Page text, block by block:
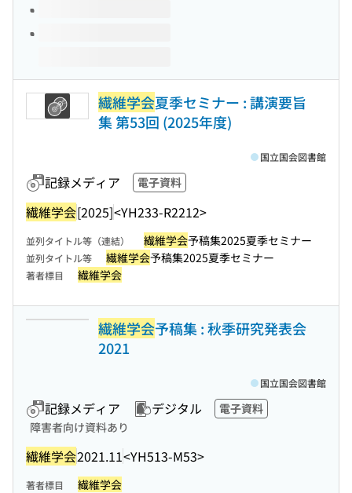
繊維学会夏季セミナー : 講演要旨
集 第53回 (2025年度)
記録メディア 電子資料
繊維学会[2025]<YH233-R2212>
国立国会図書館
並列タイトル等（連結） 繊維学会予稿集2025夏季セミナー
並列タイトル等 繊維学会予稿集2025夏季セミナー
著者標目 繊維学会
繊維学会予稿集 : 秋季研究発表会
2021
記録メディア デジタル
電子資料
障害者向け資料あり
繊維学会2021.11<YH513-M53>
国立国会図書館
著者標目 繊維学会